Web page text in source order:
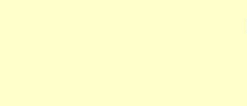
alva (hollandais),
mai (anglais),
(hongrois), bran